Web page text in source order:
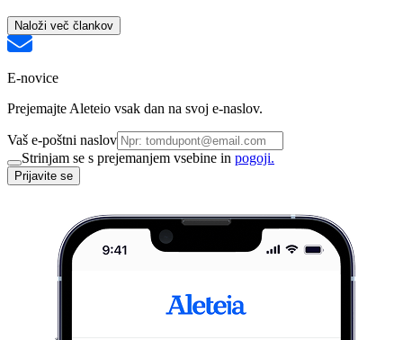
Naloži več člankov
E-novice
Prejemajte Aleteio vsak dan na svoj e-naslov.
Vaš e-poštni naslov
Strinjam se s prejemanjem vsebine in pogoji.
Prijavite se